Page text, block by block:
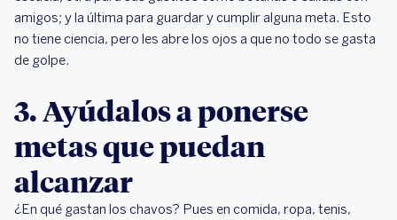
amigos; y la última para guardar y cumplir alguna meta. Esto
no tiene ciencia, pero les abre los ojos a que no todo se gasta
de golpe.
3. Ayúdalos a ponerse
metas que puedan
alcanzar
¿En qué gastan los chavos? Pues en comida, ropa, tenis,